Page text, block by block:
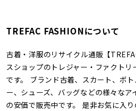
TREFAC FASHIONについて
古着・洋服のリサイクル通販【
スショップのトレジャー・ファクトリ
です。 ブランド古着、スカート、ボ
ー、シューズ、バッグなどの様々なア
の安価で販売中です。 是非お気に入